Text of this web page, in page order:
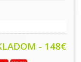
- 148€